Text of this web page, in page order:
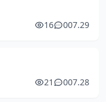
16 007.29
21 007.28